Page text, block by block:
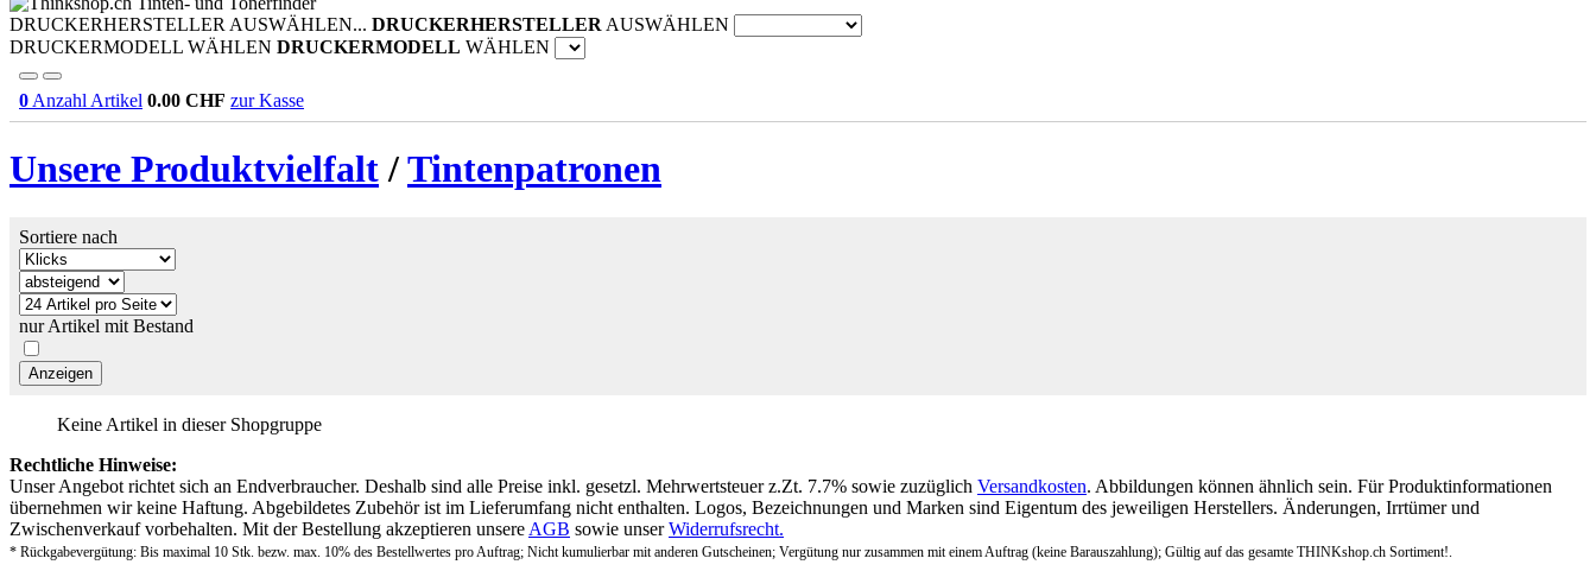
DRUCKERHERSTELLER AUSWÄHLEN... DRUCKERHERSTELLER AUSWÄHLEN
DRUCKERMODELL WÄHLEN DRUCKERMODELL WÄHLEN
0 Anzahl Artikel 0.00 CHF zur Kasse
Unsere Produktvielfalt/Tintenpatronen
Sortiere nach
nur Artikel mit Bestand
Keine Artikel in dieser Shopgruppe
Rechtliche Hinweise:
Unser Angebot richtet sich an Endverbraucher. Deshalb sind alle Preise inkl. gesetzl. Mehrwertsteuer z.Zt. 7.7% sowie zuzüglich Versandkosten. Abbildungen können ähnlich sein. Für Produktinformationen
übernehmen wir keine Haftung. Abgebildetes Zubehör ist im Lieferumfang nicht enthalten. Logos, Bezeichnungen und Marken sind Eigentum des jeweiligen Herstellers. Änderungen, Irrtümer und
Zwischenverkauf vorbehalten. Mit der Bestellung akzeptieren unsere AGB sowie unserWiderrufsrecht.
* Rückgabevergütung: Bis maximal 10 Stk. bezw. max. 10% des Bestellwertes pro Auftrag; Nicht kumulierbar mit anderen Gutscheinen; Vergütung nur zusammen mit einem Auftrag (keine Barauszahlung); Gültig auf das gesamte THINKshop.ch Sortiment!.